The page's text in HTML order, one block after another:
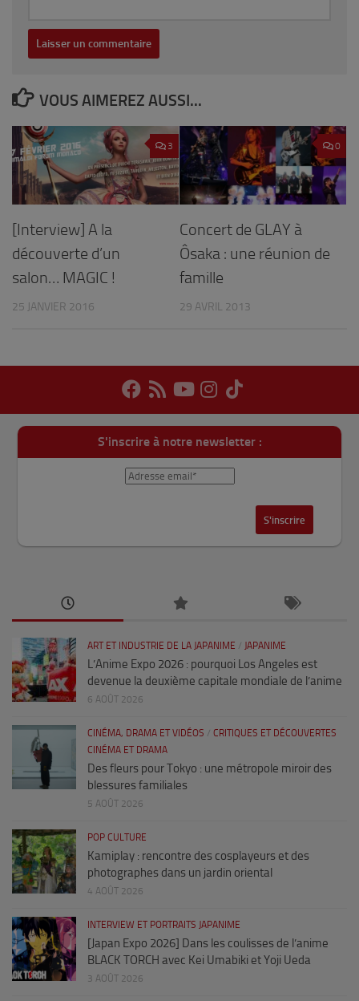
VOUS AIMEREZ AUSSI...
3
[Interview] A la
découverte d’un
salon… MAGIC !
25 JANVIER 2016
0
Concert de GLAY à
Ôsaka : une réunion de
famille
29 AVRIL 2013
S'inscrire à notre newsletter :
ART ET INDUSTRIE DE LA JAPANIME / JAPANIME
L’Anime Expo 2026 : pourquoi Los Angeles est
devenue la deuxième capitale mondiale de l’anime
6 AOÛT 2026
CINÉMA, DRAMA ET VIDÉOS / CRITIQUES ET DÉCOUVERTES
CINÉMA ET DRAMA
Des fleurs pour Tokyo : une métropole miroir des
blessures familiales
5 AOÛT 2026
POP CULTURE
Kamiplay : rencontre des cosplayeurs et des
photographes dans un jardin oriental
4 AOÛT 2026
INTERVIEW ET PORTRAITS JAPANIME
[Japan Expo 2026] Dans les coulisses de l’anime
BLACK TORCH avec Kei Umabiki et Yoji Ueda
3 AOÛT 2026